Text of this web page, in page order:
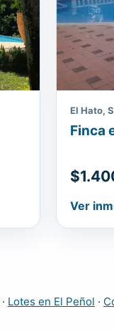
El Hato,
Finca
Ver
· Lotes en El Peñol ·